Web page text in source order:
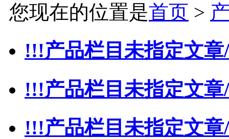
您现在的位置是首页 >
!!!产品栏目未指定文
!!!产品栏目未指定文
!!!产品栏目未指定文